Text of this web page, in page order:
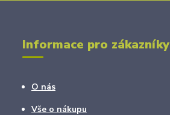
Informace pro zákazníky
O nás
Vše o nákupu